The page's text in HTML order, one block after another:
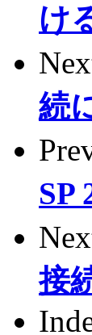
け
続
SP
接